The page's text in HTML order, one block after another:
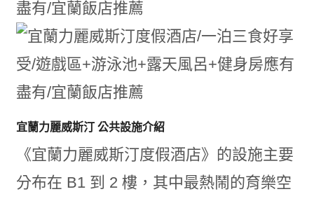
宜蘭力麗威斯汀 公共設施介紹
《宜蘭力麗威斯汀度假酒店》的設施主要
分布在 B1 到 2 樓，其中最熱鬧的育樂空